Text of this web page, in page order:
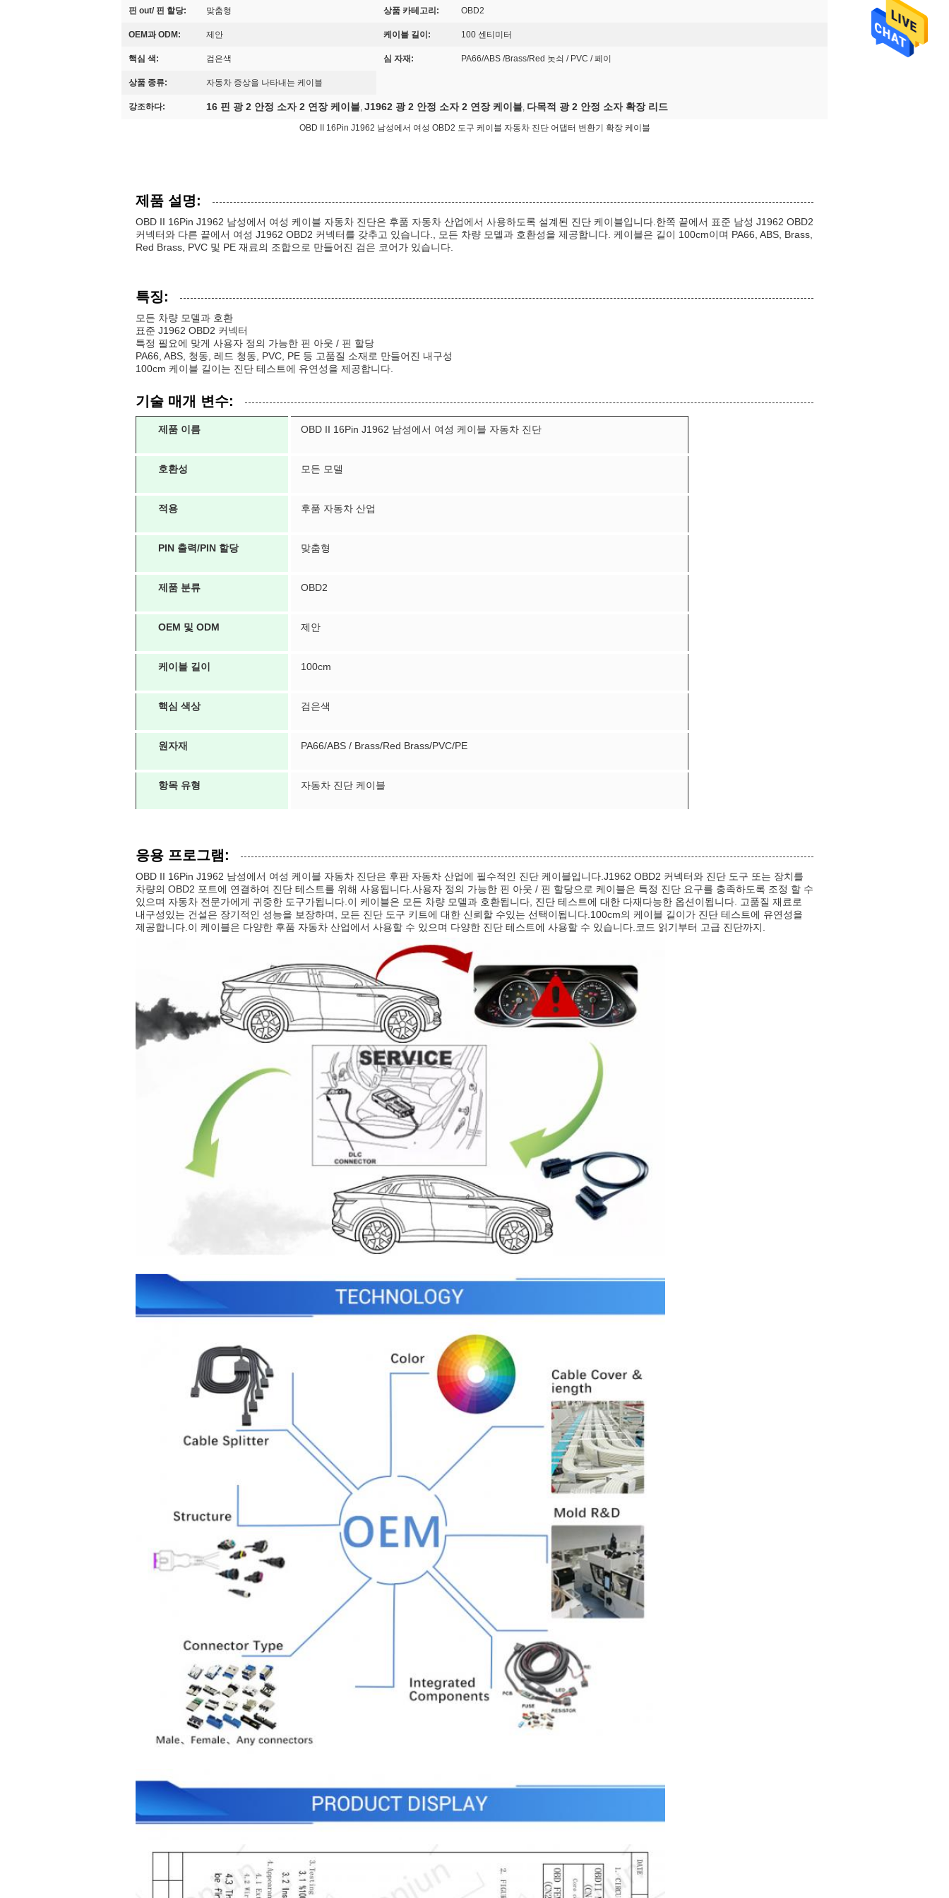
핀 out/ 핀 할당: 맞춤형 상품 카테고리: OBD2
OEM과 ODM: 제안 케이블 길이: 100 센티미터
핵심 색: 검은색 심 자재: PA66/ABS /Brass/Red 놋쇠 / PVC / 페이
상품 종류: 자동차 증상을 나타내는 케이블
강조하다: 16 핀 광 2 안정 소자 2 연장 케이블, J1962 광 2 안정 소자 2 연장 케이블, 다목적 광 2 안정 소자 확장 리드
OBD II 16Pin J1962 남성에서 여성 OBD2 도구 케이블 자동차 진단 어댑터 변환기 확장 케이블
제품 설명:
OBD II 16Pin J1962 남성에서 여성 케이블 자동차 진단은 후품 자동차 산업에서 사용하도록 설계된 진단 케이블입니다.한쪽 끝에서 표준 남성 J1962 OBD2
커넥터와 다른 끝에서 여성 J1962 OBD2 커넥터를 갖추고 있습니다., 모든 차량 모델과 호환성을 제공합니다. 케이블은 길이 100cm이며 PA66, ABS, Brass,
Red Brass, PVC 및 PE 재료의 조합으로 만들어진 검은 코어가 있습니다.
특징:
모든 차량 모델과 호환
표준 J1962 OBD2 커넥터
특정 필요에 맞게 사용자 정의 가능한 핀 아웃 / 핀 할당
PA66, ABS, 청동, 레드 청동, PVC, PE 등 고품질 소재로 만들어진 내구성
100cm 케이블 길이는 진단 테스트에 유연성을 제공합니다.
기술 매개 변수:
제품 이름 OBD II 16Pin J1962 남성에서 여성 케이블 자동차 진단
호환성 모든 모델
적용 후품 자동차 산업
PIN 출력/PIN 할당 맞춤형
제품 분류 OBD2
OEM 및 ODM 제안
케이블 길이 100cm
핵심 색상 검은색
원자재 PA66/ABS / Brass/Red Brass/PVC/PE
항목 유형 자동차 진단 케이블
응용 프로그램:
OBD II 16Pin J1962 남성에서 여성 케이블 자동차 진단은 후판 자동차 산업에 필수적인 진단 케이블입니다.J1962 OBD2 커넥터와 진단 도구 또는 장치를
차량의 OBD2 포트에 연결하여 진단 테스트를 위해 사용됩니다.사용자 정의 가능한 핀 아웃 / 핀 할당으로 케이블은 특정 진단 요구를 충족하도록 조정 할 수
있으며 자동차 전문가에게 귀중한 도구가됩니다.이 케이블은 모든 차량 모델과 호환됩니다, 진단 테스트에 대한 다재다능한 옵션이됩니다. 고품질 재료로
내구성있는 건설은 장기적인 성능을 보장하며, 모든 진단 도구 키트에 대한 신뢰할 수있는 선택이됩니다.100cm의 케이블 길이가 진단 테스트에 유연성을
제공합니다.이 케이블은 다양한 후품 자동차 산업에서 사용할 수 있으며 다양한 진단 테스트에 사용할 수 있습니다.코드 읽기부터 고급 진단까지.